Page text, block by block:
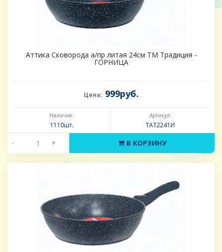
Аттика Сковорода а/пр литая 24см ТМ Традиция -
ГОРНИЦА
Цена: 999руб.
Наличие:
1110шт.
Артикул:
ТАТ2241И
- + В КОРЗИНУ